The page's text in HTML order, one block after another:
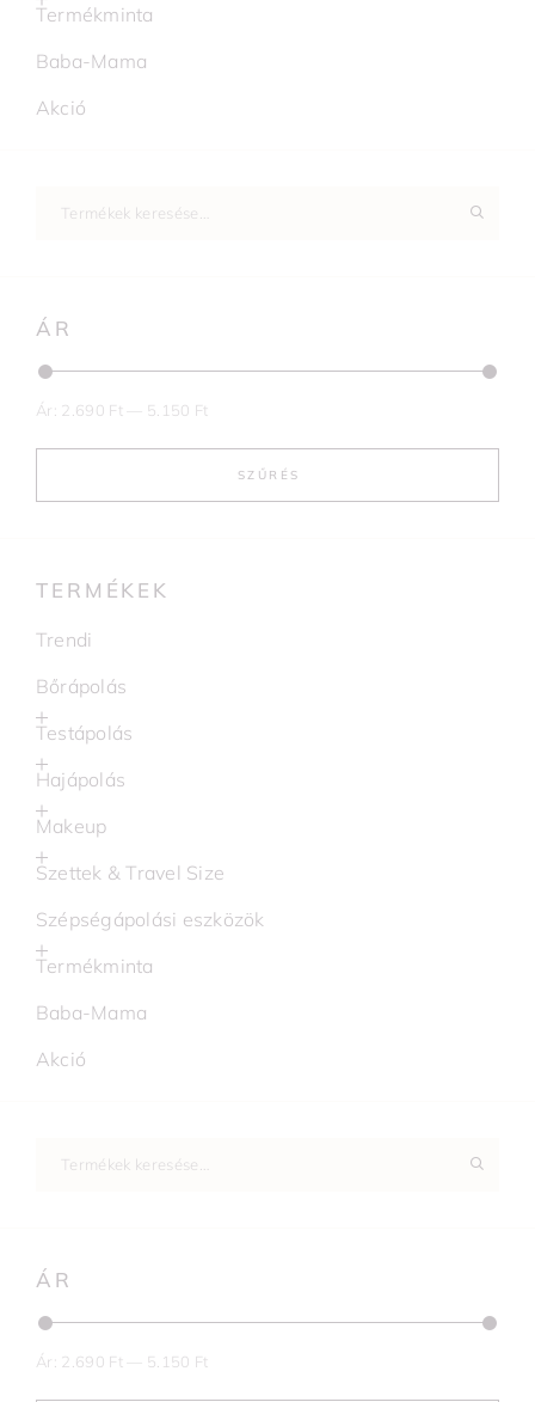
Termékminta
Baba-Mama
Akció
ÁR
SZŰRÉS
Ár: 2.690 Ft 5.150 Ft
TERMÉKEK
Trendi
Bőrápolás
Testápolás
Hajápolás
Makeup
Szettek & Travel Size
Szépségápolási eszközök
Termékminta
Baba-Mama
Akció
ÁR
Ár: 2.690 Ft 5.150 Ft